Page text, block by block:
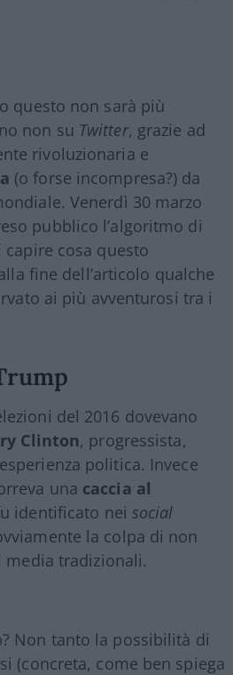
questo non sarà più
non su Twitter, grazie ad
rivoluzionaria e
(o forse incompresa?) da
Venerdì 30 marzo
pubblico l’algoritmo di
cosa questo
fine dell’articolo qualche
ai più avventurosi tra i
del 2016 dovevano
Clinton, progressista,
politica. Invece
una caccia al
identificato nei social
la colpa di non
tradizionali.
Non tanto la possibilità di
(concreta, come ben spiega